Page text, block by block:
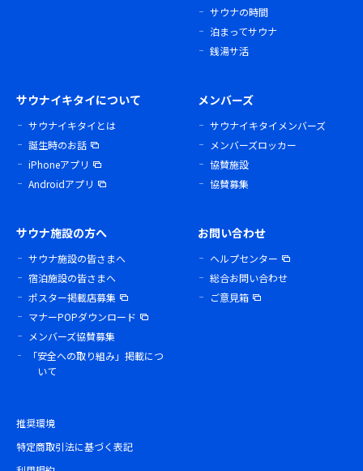
サウナの時間
泊まってサウナ
銭湯サ活
サウナイキタイについて
サウナイキタイとは
誕生時のお話
iPhoneアプリ
Androidアプリ
メンバーズ
サウナイキタイメンバーズ
メンバーズロッカー
協賛施設
協賛募集
サウナ施設の方へ
サウナ施設の皆さまへ
宿泊施設の皆さまへ
ポスター掲載店募集
マナーPOPダウンロード
メンバーズ協賛募集
「安全への取り組み」掲載につ
いて
お問い合わせ
ヘルプセンター
総合お問い合わせ
ご意見箱
推奨環境
特定商取引法に基づく表記